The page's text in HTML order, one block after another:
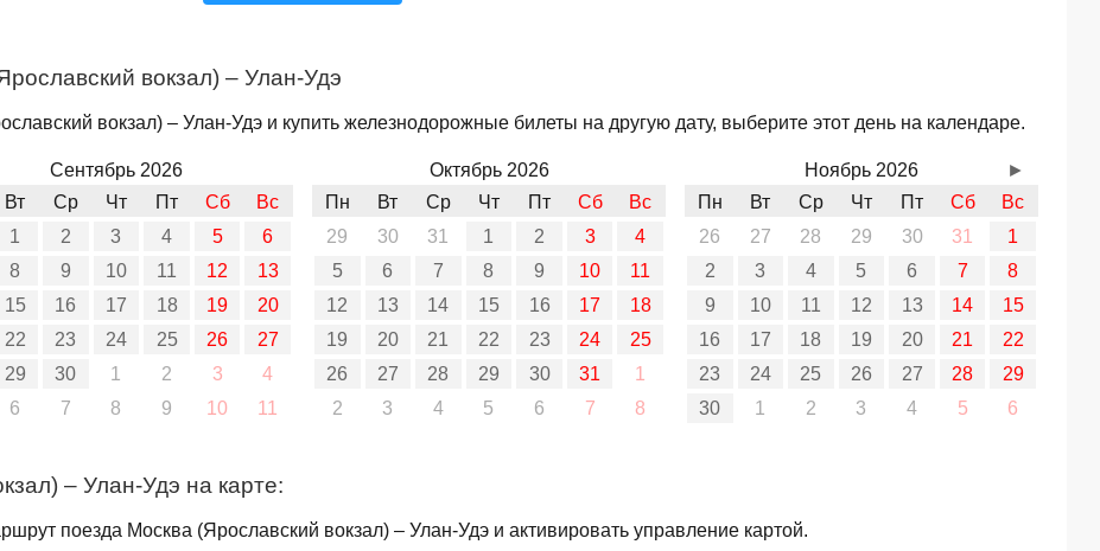
вокзал) – Улан-Удэ
вокзал) – Улан-Удэ и купить железнодорожные билеты на другую дату, выберите этот день на календаре.
Сентябрь 2026
Вт Ср Чт Пт Сб
Вс
1 2 3 4 5
6
8 9 10 11 12
13
15 16 17 18 19
20
22 23 24 25 26
27
29 30 1 2 3
4
6 7 8 9 10 11
Октябрь 2026
Пн
Вт Ср Чт Пт Сб
Вс
29
30 31 1 2 3
4
5
6 7 8 9 10
11
12
13 14 15 16 17
18
19
20 21 22 23 24
25
26
27 28 29 30 31
1
2
3 4 5 6 7 8
Ноябрь 2026
Пн
Вт Ср Чт Пт Сб
Вс
26
27 28 29 30 31
1
2
3 4 5 6 7
8
9
10 11 12 13 14
15
16
17 18 19 20 21
22
23
24 25 26 27 28
29
30
1 2 3 4 5 6
►
– Улан-Удэ на карте:
поезда Москва (Ярославский вокзал) – Улан-Удэ и активировать управление картой.